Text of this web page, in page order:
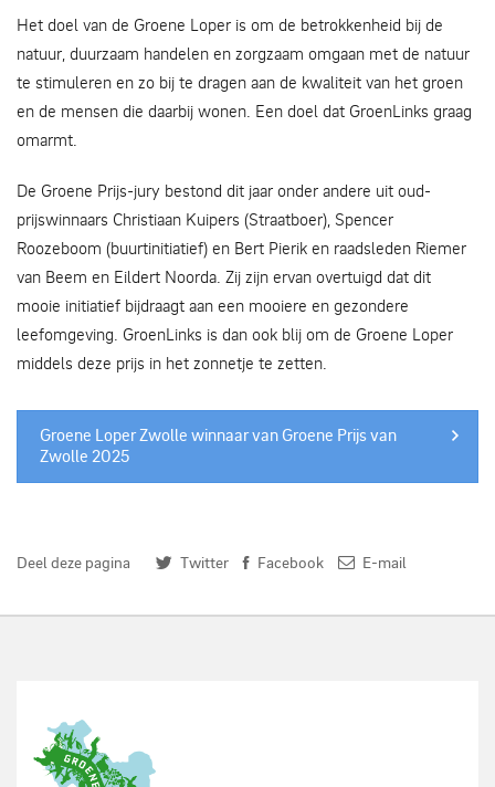
Het doel van de Groene Loper is om de betrokkenheid bij de
natuur, duurzaam handelen en zorgzaam omgaan met de natuur
te stimuleren en zo bij te dragen aan de kwaliteit van het groen
en de mensen die daarbij wonen. Een doel dat GroenLinks graag
omarmt.
De Groene Prijs-jury bestond dit jaar onder andere uit oud-
prijswinnaars Christiaan Kuipers (Straatboer), Spencer
Roozeboom (buurtinitiatief) en Bert Pierik en raadsleden Riemer
van Beem en Eildert Noorda. Zij zijn ervan overtuigd dat dit
mooie initiatief bijdraagt aan een mooiere en gezondere
leefomgeving. GroenLinks is dan ook blij om de Groene Loper
middels deze prijs in het zonnetje te zetten.
Groene Loper Zwolle winnaar van Groene Prijs van
Zwolle 2025
Deel deze pagina Twitter Facebook E-mail